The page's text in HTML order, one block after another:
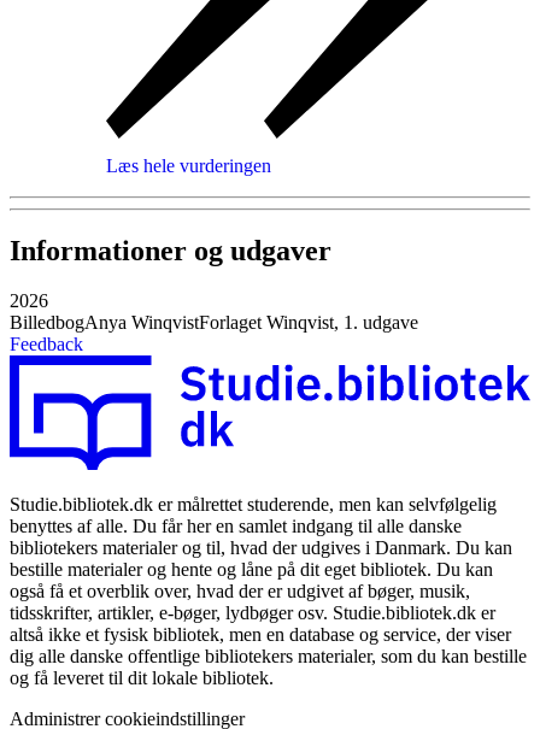
Læs hele vurderingen
Informationer og udgaver
2026
BilledbogAnya WinqvistForlaget Winqvist, 1. udgave
Feedback
Studie.bibliotek.dk er målrettet studerende, men kan selvfølgelig
benyttes af alle. Du får her en samlet indgang til alle danske
bibliotekers materialer og til, hvad der udgives i Danmark. Du kan
bestille materialer og hente og låne på dit eget bibliotek. Du kan
også få et overblik over, hvad der er udgivet af bøger, musik,
tidsskrifter, artikler, e-bøger, lydbøger osv. Studie.bibliotek.dk er
altså ikke et fysisk bibliotek, men en database og service, der viser
dig alle danske offentlige bibliotekers materialer, som du kan bestille
og få leveret til dit lokale bibliotek.
Administrer cookieindstillinger